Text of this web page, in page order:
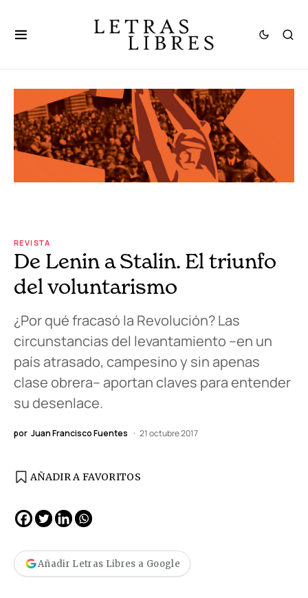
REVISTA
De Lenin a Stalin. El triunfo
del voluntarismo
¿Por qué fracasó la Revolución? Las
circunstancias del levantamiento –en un
país atrasado, campesino y sin apenas
clase obrera– aportan claves para entender
su desenlace.
por Juan Francisco Fuentes 21 octubre 2017
AÑADIR A FAVORITOS
Añadir Letras Libres a Google